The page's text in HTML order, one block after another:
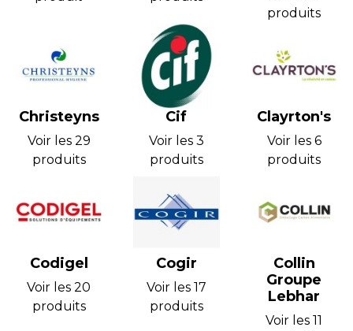
produits
Christeyns
Voir les 29
produits
Cif
Voir les 3
produits
Clayrton's
Voir les 6
produits
Codigel
Voir les 20
produits
Cogir
Voir les 17
produits
Collin
Groupe
Lebhar
Voir les 11